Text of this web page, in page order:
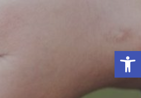
Ouvrir